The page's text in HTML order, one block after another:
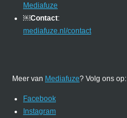
Mediafuze
￼Contact:
mediafuze.nl/contact
Meer van Mediafuze? Volg ons op:
Facebook
Instagram